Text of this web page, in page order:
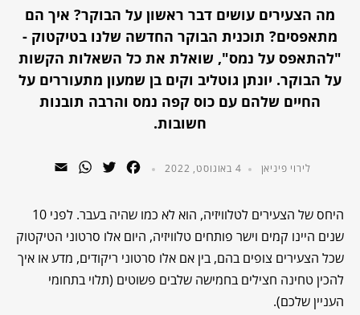
מה הצעירים עושים דבר ראשון על הבוקר? איך הם
מתאפסים? תוכנית הבוקר החדשה שלנו בטיקטוק -
"להתאפס על נמס", שואלת את כל השאלות הקשות
על הבוקר. יונתן גוטליב וקים בן שמעון מתעוררים על
החיים שלהם עם כוס קפה נמס והרבה תובנות
חשובות.
לירוי פיניאן 4 באוגוסט, 2022 Facebook
Twitter
WhatsApp
היחס של הצעירים לטלוויזיה, הוא לא כמו שהיה בעבר. לפני 10
שנים היינו קמים וישר פותחים טלוויזיה, היום אלו סרטוני הטיקטוק
שכל הצעירים צופים בהם, בין אם אלו סרטוני ריקודים, מדע או איך
להכין טחינה חצילים בחמישה שלבים פשוטים (תלוי בתחומי
העניין שלכם).